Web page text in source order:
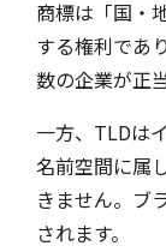
商標は「国・
する権利であ
数の企業が正
一方、TLDは
名前空間に属
きません。ブ
されます。